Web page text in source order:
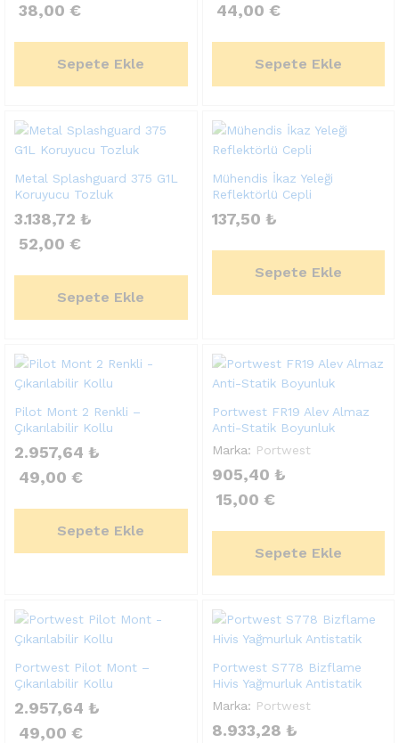
38,00 €
Sepete Ekle
44,00 €
Sepete Ekle
Metal Splashguard 375 G1L
Koruyucu Tozluk
3.138,72 ₺
52,00 €
Sepete Ekle
Mühendis İkaz Yeleği
Reflektörlü Cepli
137,50 ₺
Sepete Ekle
Pilot Mont 2 Renkli –
Çıkarılabilir Kollu
2.957,64 ₺
49,00 €
Sepete Ekle
Portwest FR19 Alev Almaz
Anti-Statik Boyunluk
Marka: Portwest
905,40 ₺
15,00 €
Sepete Ekle
Portwest Pilot Mont –
Çıkarılabilir Kollu
2.957,64 ₺
49,00 €
Portwest S778 Bizflame
Hivis Yağmurluk Antistatik
Marka: Portwest
8.933,28 ₺